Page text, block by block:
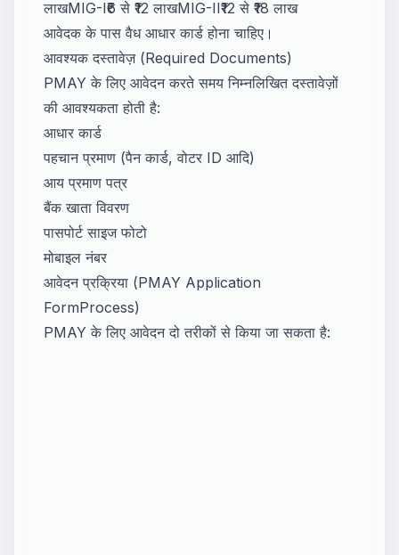
लाखMIG-I₹6 से ₹12 लाखMIG-II₹12 से ₹18 लाख
आवेदक के पास वैध आधार कार्ड होना चाहिए।
आवश्यक दस्तावेज़ (Required Documents)
PMAY के लिए आवेदन करते समय निम्नलिखित दस्तावेज़ों
की आवश्यकता होती है:
आधार कार्ड
पहचान प्रमाण (पैन कार्ड, वोटर ID आदि)
आय प्रमाण पत्र
बैंक खाता विवरण
पासपोर्ट साइज फोटो
मोबाइल नंबर
आवेदन प्रक्रिया (PMAY Application
FormProcess)
PMAY के लिए आवेदन दो तरीकों से किया जा सकता है: